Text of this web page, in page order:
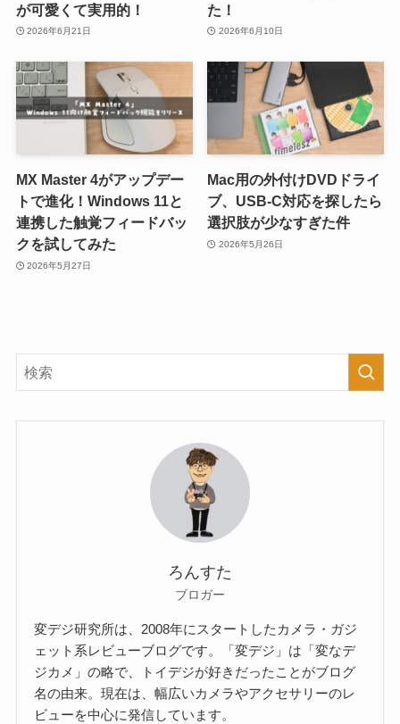
が可愛くて実用的！
2026年6月21日
た！
2026年6月10日
MX Master 4がアップデー
トで進化！Windows 11と
連携した触覚フィードバッ
クを試してみた
2026年5月27日
Mac用の外付けDVDドライ
ブ、USB-C対応を探したら
選択肢が少なすぎた件
2026年5月26日
ろんすた
ブロガー
変デジ研究所は、2008年にスタートしたカメラ・ガジ
ェット系レビューブログです。「変デジ」は「変なデ
ジカメ」の略で、トイデジが好きだったことがブログ
名の由来。現在は、幅広いカメラやアクセサリーのレ
ビューを中心に発信しています。